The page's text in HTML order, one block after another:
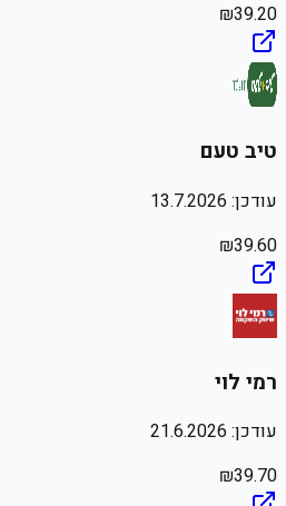
₪39.20
טיב טעם
עודכן: 13.7.2026
₪39.60
רמי לוי
עודכן: 21.6.2026
₪39.70